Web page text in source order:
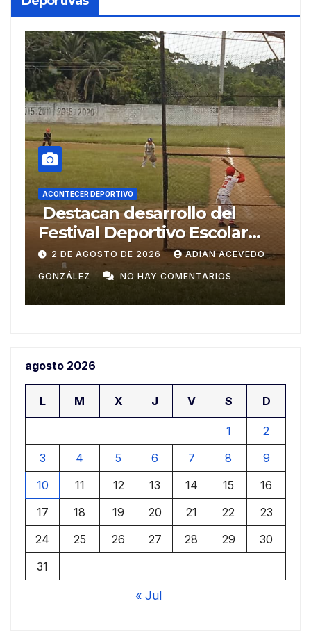
ACONTECER DEPORTIVO
Destacan desarrollo del
Festival Deportivo Escolar
en el Ariguanabo
2 DE AGOSTO DE 2026 ADIAN ACEVEDO
GONZÁLEZ NO HAY COMENTARIOS
agosto 2026
L M X J V S D
1
2
3
4 5 6 7 8
9
10
11 12 13 14 15
16
17
18 19 20 21 22
23
24
25 26 27 28 29
30
31
« Jul